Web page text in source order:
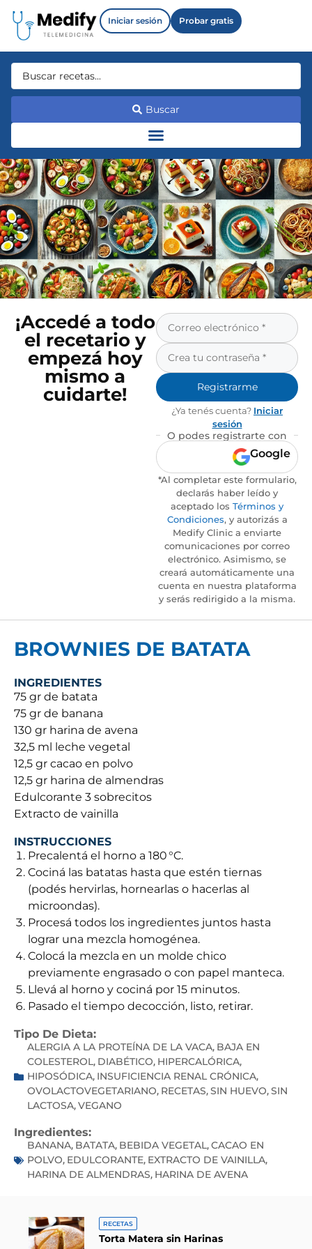
Iniciar sesión Probar gratis
Buscar
¡Accedé a todo
el recetario y
empezá hoy
mismo a
cuidarte!
Registrarme
¿Ya tenés cuenta? Iniciar
sesión
O podes registrarte con
Google
*Al completar este formulario,
declarás haber leído y
aceptado los Términos y
Condiciones, y autorizás a
Medify Clinic a enviarte
comunicaciones por correo
electrónico. Asimismo, se
creará automáticamente una
cuenta en nuestra plataforma
y serás redirigido a la misma.
BROWNIES DE BATATA
INGREDIENTES
75 gr de batata
75 gr de banana
130 gr harina de avena
32,5 ml leche vegetal
12,5 gr cacao en polvo
12,5 gr harina de almendras
Edulcorante 3 sobrecitos
Extracto de vainilla
INSTRUCCIONES
Precalentá el horno a 180 °C.
Cociná las batatas hasta que estén tiernas
(podés hervirlas, hornearlas o hacerlas al
microondas).
Procesá todos los ingredientes juntos hasta
lograr una mezcla homogénea.
Colocá la mezcla en un molde chico
previamente engrasado o con papel manteca.
Llevá al horno y cociná por 15 minutos.
Pasado el tiempo decocción, listo, retirar.
Tipo De Dieta:
ALERGIA A LA PROTEÍNA DE LA VACA, BAJA EN
COLESTEROL, DIABÉTICO, HIPERCALÓRICA,
HIPOSÓDICA, INSUFICIENCIA RENAL CRÓNICA,
OVOLACTOVEGETARIANO, RECETAS,SIN HUEVO,SIN
LACTOSA,VEGANO
Ingredientes:
BANANA, BATATA, BEBIDA VEGETAL,CACAO EN
POLVO, EDULCORANTE, EXTRACTO DE VAINILLA,
HARINA DE ALMENDRAS, HARINA DE AVENA
RECETAS
Torta Matera sin Harinas